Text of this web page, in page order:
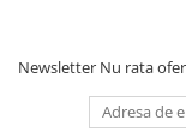
Newsletter Nu rata